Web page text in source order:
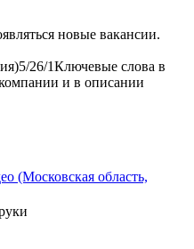
новые вакансии.
5/26/1Ключевые слова в
и в описании
(Московская область,